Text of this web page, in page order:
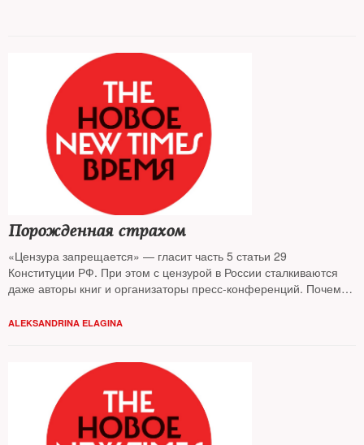
Порожденная страхом
«Цензура запрещается» — гласит часть 5 статьи 29
Конституции РФ. При этом с цензурой в России сталкиваются
даже авторы книг и организаторы пресс-конференций. Почему
государственные ведомства стали наследниками функций
ALEKSANDRINA ELAGINA